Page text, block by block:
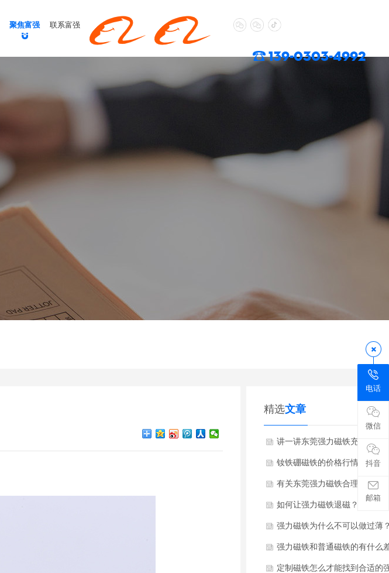
聚焦富强 联系富强
139-0303-4992
精选文章
讲一讲东莞强力磁铁充磁小知
钕铁硼磁铁的价格行情趋势须
明
有关东莞强力磁铁合理的检验
如何让强力磁铁退磁？
强力磁铁为什么不可以做过薄
强力磁铁和普通磁铁的有什么
别？
定制磁铁怎么才能找到合适的
电话
微信
抖音
邮箱